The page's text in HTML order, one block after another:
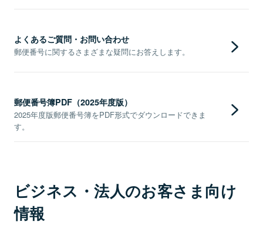
よくあるご質問・お問い合わせ
郵便番号に関するさまざまな疑問にお答えします。
郵便番号簿PDF（2025年度版）
2025年度版郵便番号簿をPDF形式でダウンロードできま
す。
ビジネス・法人のお客さま向け
情報